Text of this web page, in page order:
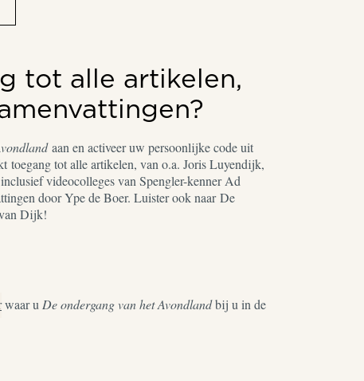
tot alle artikelen,
aan en activeer uw persoonlijke code uit
toegang tot alle artikelen, van o.a. Joris Luyendijk,
videocolleges van Spengler-kenner Ad
door Ype de Boer. Luister ook naar De
Dijk!
waar u De ondergang van het Avondlandbij u in de